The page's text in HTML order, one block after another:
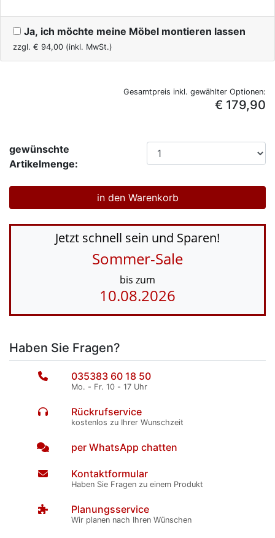
Ja, ich möchte meine Möbel montieren lassen
zzgl. € 94,00 (inkl. MwSt.)
Gesamtpreis inkl. gewählter Optionen:
€ 179,90
gewünschte
Artikelmenge:
Jetzt schnell sein und Sparen!
Sommer-Sale
bis zum
10.08.2026
Haben Sie Fragen?
035383 60 18 50
Mo. - Fr. 10 - 17 Uhr
Rückrufservice
kostenlos zu Ihrer Wunschzeit
per WhatsApp chatten
Kontaktformular
Haben Sie Fragen zu einem Produkt
Planungsservice
Wir planen nach Ihren Wünschen